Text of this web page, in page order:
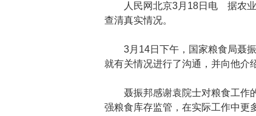
人民网北京3月18日电 据农业部
查清真实情况。
3月14日下午，国家粮食局聂振
就有关情况进行了沟通，并向他介
聂振邦感谢袁院士对粮食工作的
强粮食库存监管，在实际工作中更